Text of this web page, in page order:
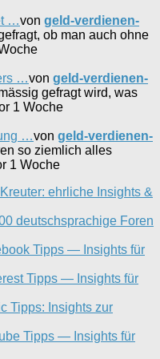
…von geld-verdienen-
ob man auch ohne
…von geld-verdienen-
gefragt wird, was
1 Woche
…von geld-verdienen-
so ziemlich alles
1 Woche
ehrliche Insights &
deutschsprachige Foren
Tipps — Insights für
Tipps — Insights für
Tipps: Insights zur
Tipps — Insights für